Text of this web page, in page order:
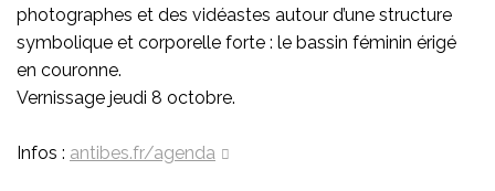
photographes et des vidéastes autour d’une structure
symbolique et corporelle forte : le bassin féminin érigé
en couronne.
Vernissage jeudi 8 octobre.
Infos : antibes.fr/agenda